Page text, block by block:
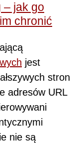
– jak go
chronić
jest
stron
adresów URL
nie są